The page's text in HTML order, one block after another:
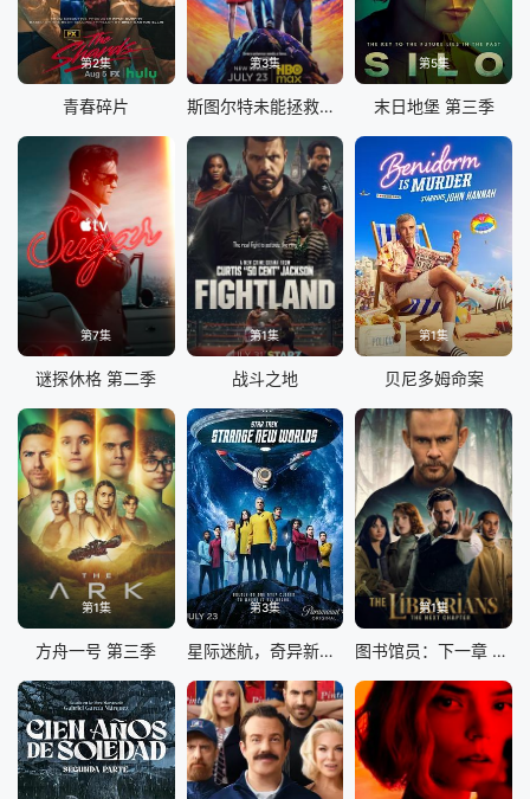
第2集
青春碎片
第3集
斯图尔特未能拯救宇宙
第5集
末日地堡 第三季
第7集
谜探休格 第二季
第1集
战斗之地
第1集
贝尼多姆命案
第1集
方舟一号 第三季
第3集
星际迷航，奇异新世界第四季
第1集
图书馆员：下一章 第二季